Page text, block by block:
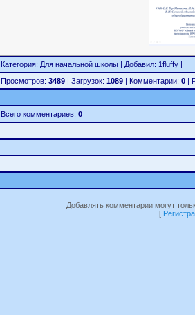
Категория: Для начальной школы | Добавил: 1fluffy |
Просмотров: 3489 | Загрузок: 1089 | Комментарии: 0 |
Всего комментариев: 0
Добавлять комментарии могут
[